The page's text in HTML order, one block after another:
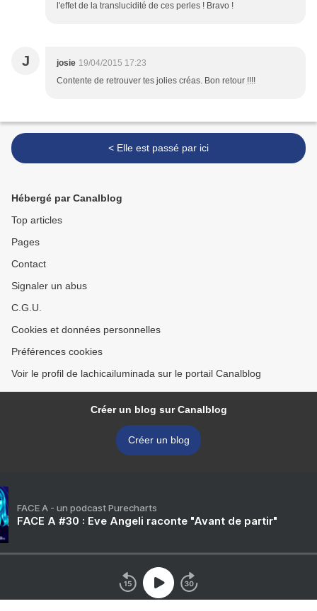
l'effet de la translucidité de ces perles ! Bravo !
J josie 19/04/2015 17:23
Contente de retrouver tes jolies créas. Bon retour !!!!
< Elle est passé par ici
Hébergé par Canalblog
Top articles
Pages
Contact
Signaler un abus
C.G.U.
Cookies et données personnelles
Préférences cookies
Voir le profil de lachicailuminada sur le portail Canalblog
Créer un blog sur Canalblog
Créer un blog
FACE A - un podcast Purecharts
FACE A #30 : Eve Angeli raconte "Avant de partir"